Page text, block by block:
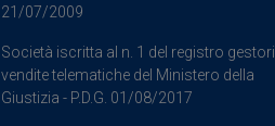
21/07/2009
Società iscritta al n. 1 del registro gestori
vendite telematiche del Ministero della
Giustizia - P.D.G. 01/08/2017